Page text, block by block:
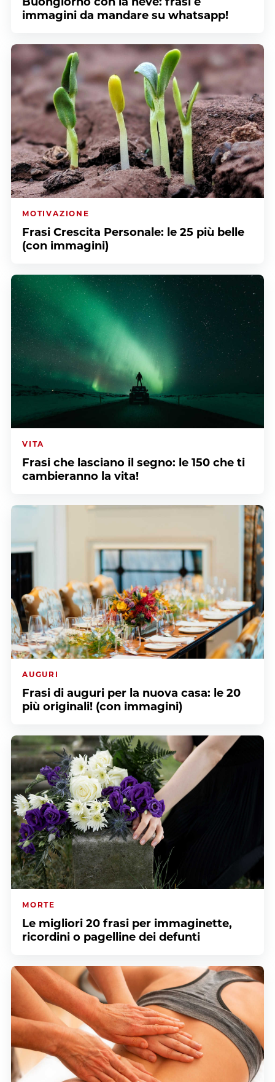
immagini da mandare su whatsapp!
MOTIVAZIONE
Frasi Crescita Personale: le 25 più belle
(con immagini)
VITA
Frasi che lasciano il segno: le 150 che ti
cambieranno la vita!
AUGURI
Frasi di auguri per la nuova casa: le 20
più originali! (con immagini)
MORTE
Le migliori 20 frasi per immaginette,
ricordini o pagelline dei defunti